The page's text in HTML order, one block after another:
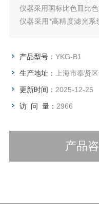
仪器采用国标比色皿比色
仪器采用*高精度滤光系
产品型号： YKG-B1
生产地址：
上海市奉贤
更新时间： 2025-12-25
访 问 量： 2966
产品